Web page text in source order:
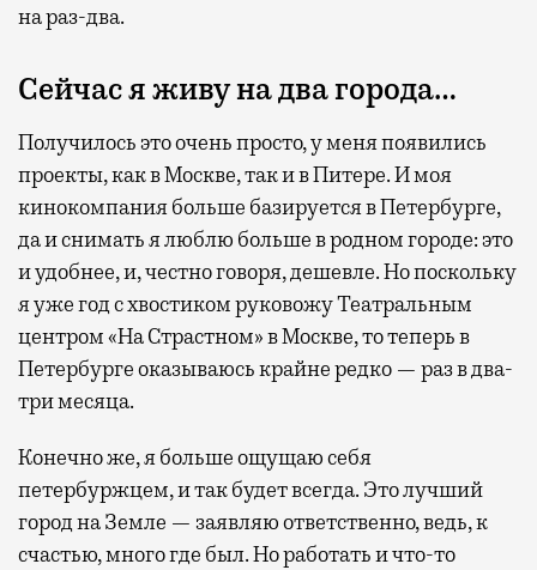
на раз-два.
Сейчас я живу на два города…
Получилось это очень просто, у меня появились
проекты, как в Москве, так и в Питере. И моя
кинокомпания больше базируется в Петербурге,
да и снимать я люблю больше в родном городе: это
и удобнее, и, честно говоря, дешевле. Но поскольку
я уже год с хвостиком руковожу Театральным
центром «На Страстном» в Москве, то теперь в
Петербурге оказываюсь крайне редко — раз в два-
три месяца.
Конечно же, я больше ощущаю себя
петербуржцем, и так будет всегда. Это лучший
город на Земле — заявляю ответственно, ведь, к
счастью, много где был. Но работать и что-то